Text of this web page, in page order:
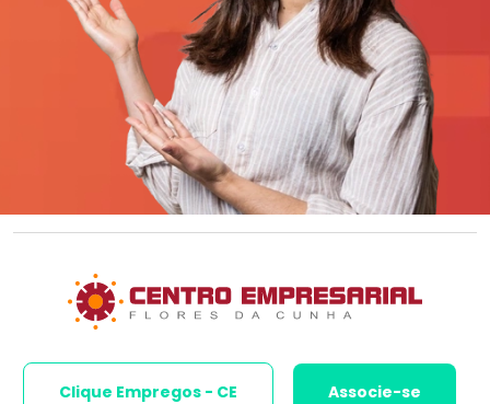
Clique Empregos - CE Associe-se